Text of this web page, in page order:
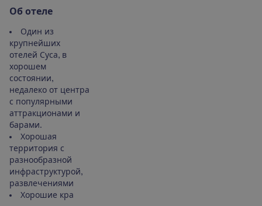
Об отеле
Один из
крупнейших
отелей Суса, в
хорошем
состоянии,
недалеко от центра
с популярными
аттракционами и
барами.
Хорошая
территория с
разнообразной
инфраструктурой,
развлечениями
Хорошие кра